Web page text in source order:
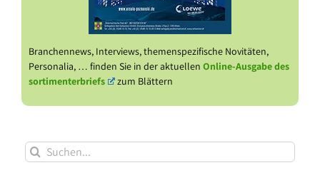
Branchennews, Interviews, themenspezifische Novitäten,
Personalia, … finden Sie in der aktuellen Online-Ausgabe des
sortimenterbriefs
zum Blättern
Suche
nach: